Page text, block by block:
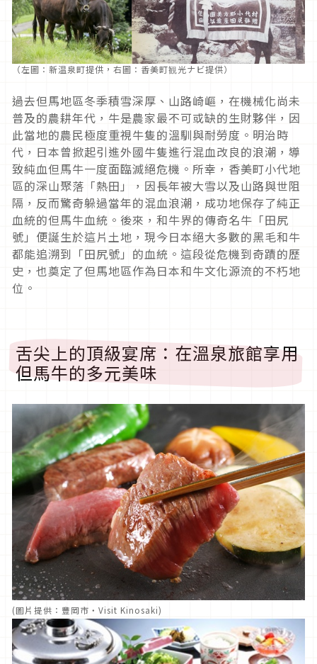
（左圖：新温泉町提供，右圖：香美町観光ナビ提供）
過去但馬地區冬季積雪深厚、山路崎嶇，在機械化尚未
普及的農耕年代，牛是農家最不可或缺的生財夥伴，因
此當地的農民極度重視牛隻的溫馴與耐勞度。明治時
代，日本曾掀起引進外國牛隻進行混血改良的浪潮，導
致純血但馬牛一度面臨滅絕危機。所幸，香美町小代地
區的深山聚落「熱田」，因長年被大雪以及山路與世阻
隔，反而驚奇躲過當年的混血浪潮，成功地保存了純正
血統的但馬牛血統。後來，和牛界的傳奇名牛「田尻
號」便誕生於這片土地，現今日本絕大多數的黑毛和牛
都能追溯到「田尻號」的血統。這段從危機到奇蹟的歷
史，也奠定了但馬地區作為日本和牛文化源流的不朽地
位。
舌尖上的頂級宴席：在溫泉旅館享用
但馬牛的多元美味
(圖片提供：豐岡市・Visit Kinosaki)